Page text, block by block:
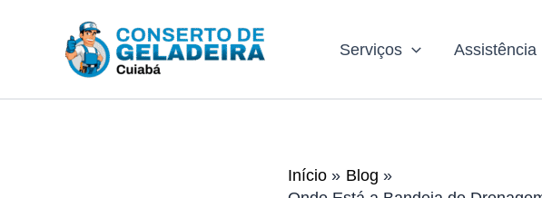
Serviços Assistência
Início
Blog